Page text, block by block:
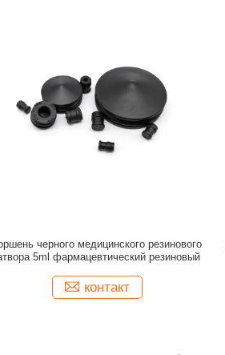
черного медицинского резинового
5ml фармацевтический резиновый
контакт